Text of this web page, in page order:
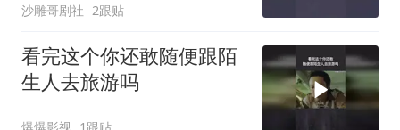
沙雕哥剧社 2跟贴
看完这个你还敢随便跟陌
生人去旅游吗